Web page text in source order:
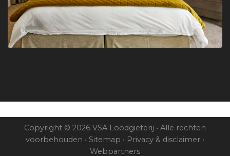
Copyright © 2026 VSA Loodgieterij • Alle rechten
voorbehouden • Sitemap • Privacy & disclaimer •
Webpartners